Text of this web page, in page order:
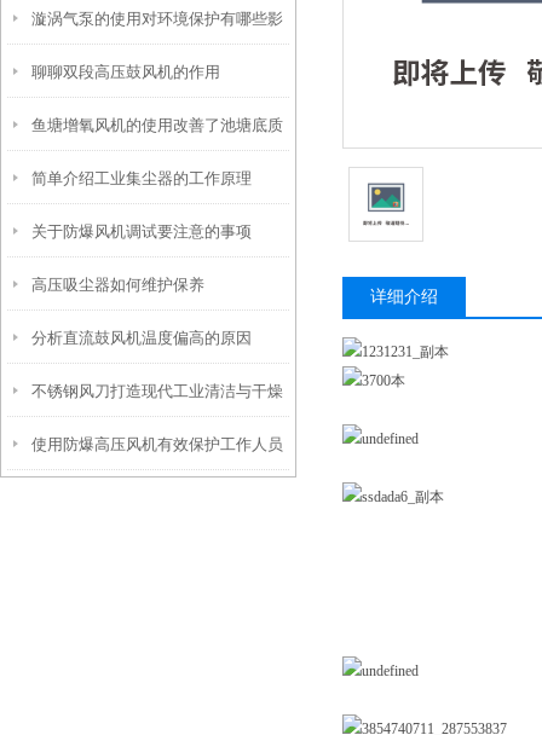
漩涡气泵的使用对环境保护有哪些影
响？
聊聊双段高压鼓风机的作用
鱼塘增氧风机的使用改善了池塘底质
简单介绍工业集尘器的工作原理
关于防爆风机调试要注意的事项
高压吸尘器如何维护保养
分析直流鼓风机温度偏高的原因
不锈钢风刀打造现代工业清洁与干燥
的神器
使用防爆高压风机有效保护工作人员
详细介绍